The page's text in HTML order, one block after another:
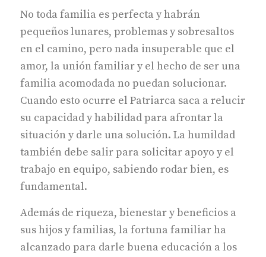
No toda familia es perfecta y habrán
pequeños lunares, problemas y sobresaltos
en el camino, pero nada insuperable que el
amor, la unión familiar y el hecho de ser una
familia acomodada no puedan solucionar.
Cuando esto ocurre el Patriarca saca a relucir
su capacidad y habilidad para afrontar la
situación y darle una solución. La humildad
también debe salir para solicitar apoyo y el
trabajo en equipo, sabiendo rodar bien, es
fundamental.
Además de riqueza, bienestar y beneficios a
sus hijos y familias, la fortuna familiar ha
alcanzado para darle buena educación a los